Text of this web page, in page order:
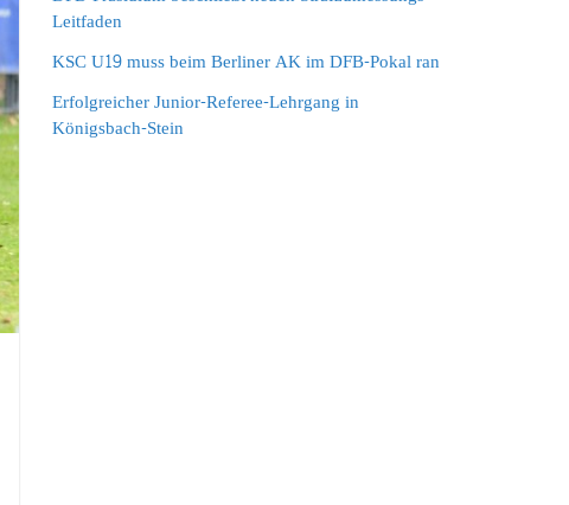
Leitfaden
KSC U19 muss beim Berliner AK im DFB-Pokal ran
Erfolgreicher Junior-Referee-Lehrgang in
Königsbach-Stein